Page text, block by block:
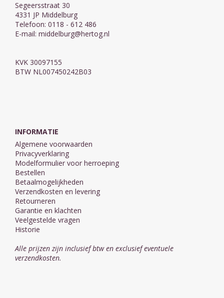
Segeersstraat 30
4331 JP Middelburg
Telefoon: 0118 - 612 486
E-mail: middelburg@hertog.nl
KVK 30097155
BTW NL007450242B03
INFORMATIE
Algemene voorwaarden
Privacyverklaring
Modelformulier voor herroeping
Bestellen
Betaalmogelijkheden
Verzendkosten en levering
Retourneren
Garantie en klachten
Veelgestelde vragen
Historie
Alle prijzen zijn inclusief btw en exclusief eventuele
verzendkosten.